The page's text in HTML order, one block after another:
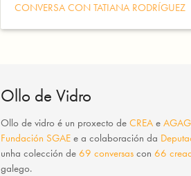
CONVERSA CON TATIANA RODRÍGUEZ
Ollo de Vidro
Ollo de vidro é un proxecto deCREA eAGAG
Fundación SGAE e a colaboración da
unha colección de69 conversas con66
galego.